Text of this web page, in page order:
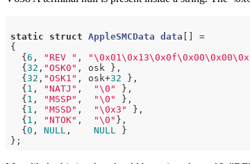
static struct AppleSMCData data [] =
{
  {
6 , "REV " ,
  {
32 , "OSK0" , osk },
  {
32 , "OSK1" , osk+32 },
  {
1 , "NATJ" , "\0" },
  {
1 , "MSSP" , "\0" },
  {
1 , "MSSD" , "\0x3"
  {
1 , "NTOK" , "\0" },
  {
0 , NULL , NULL
}